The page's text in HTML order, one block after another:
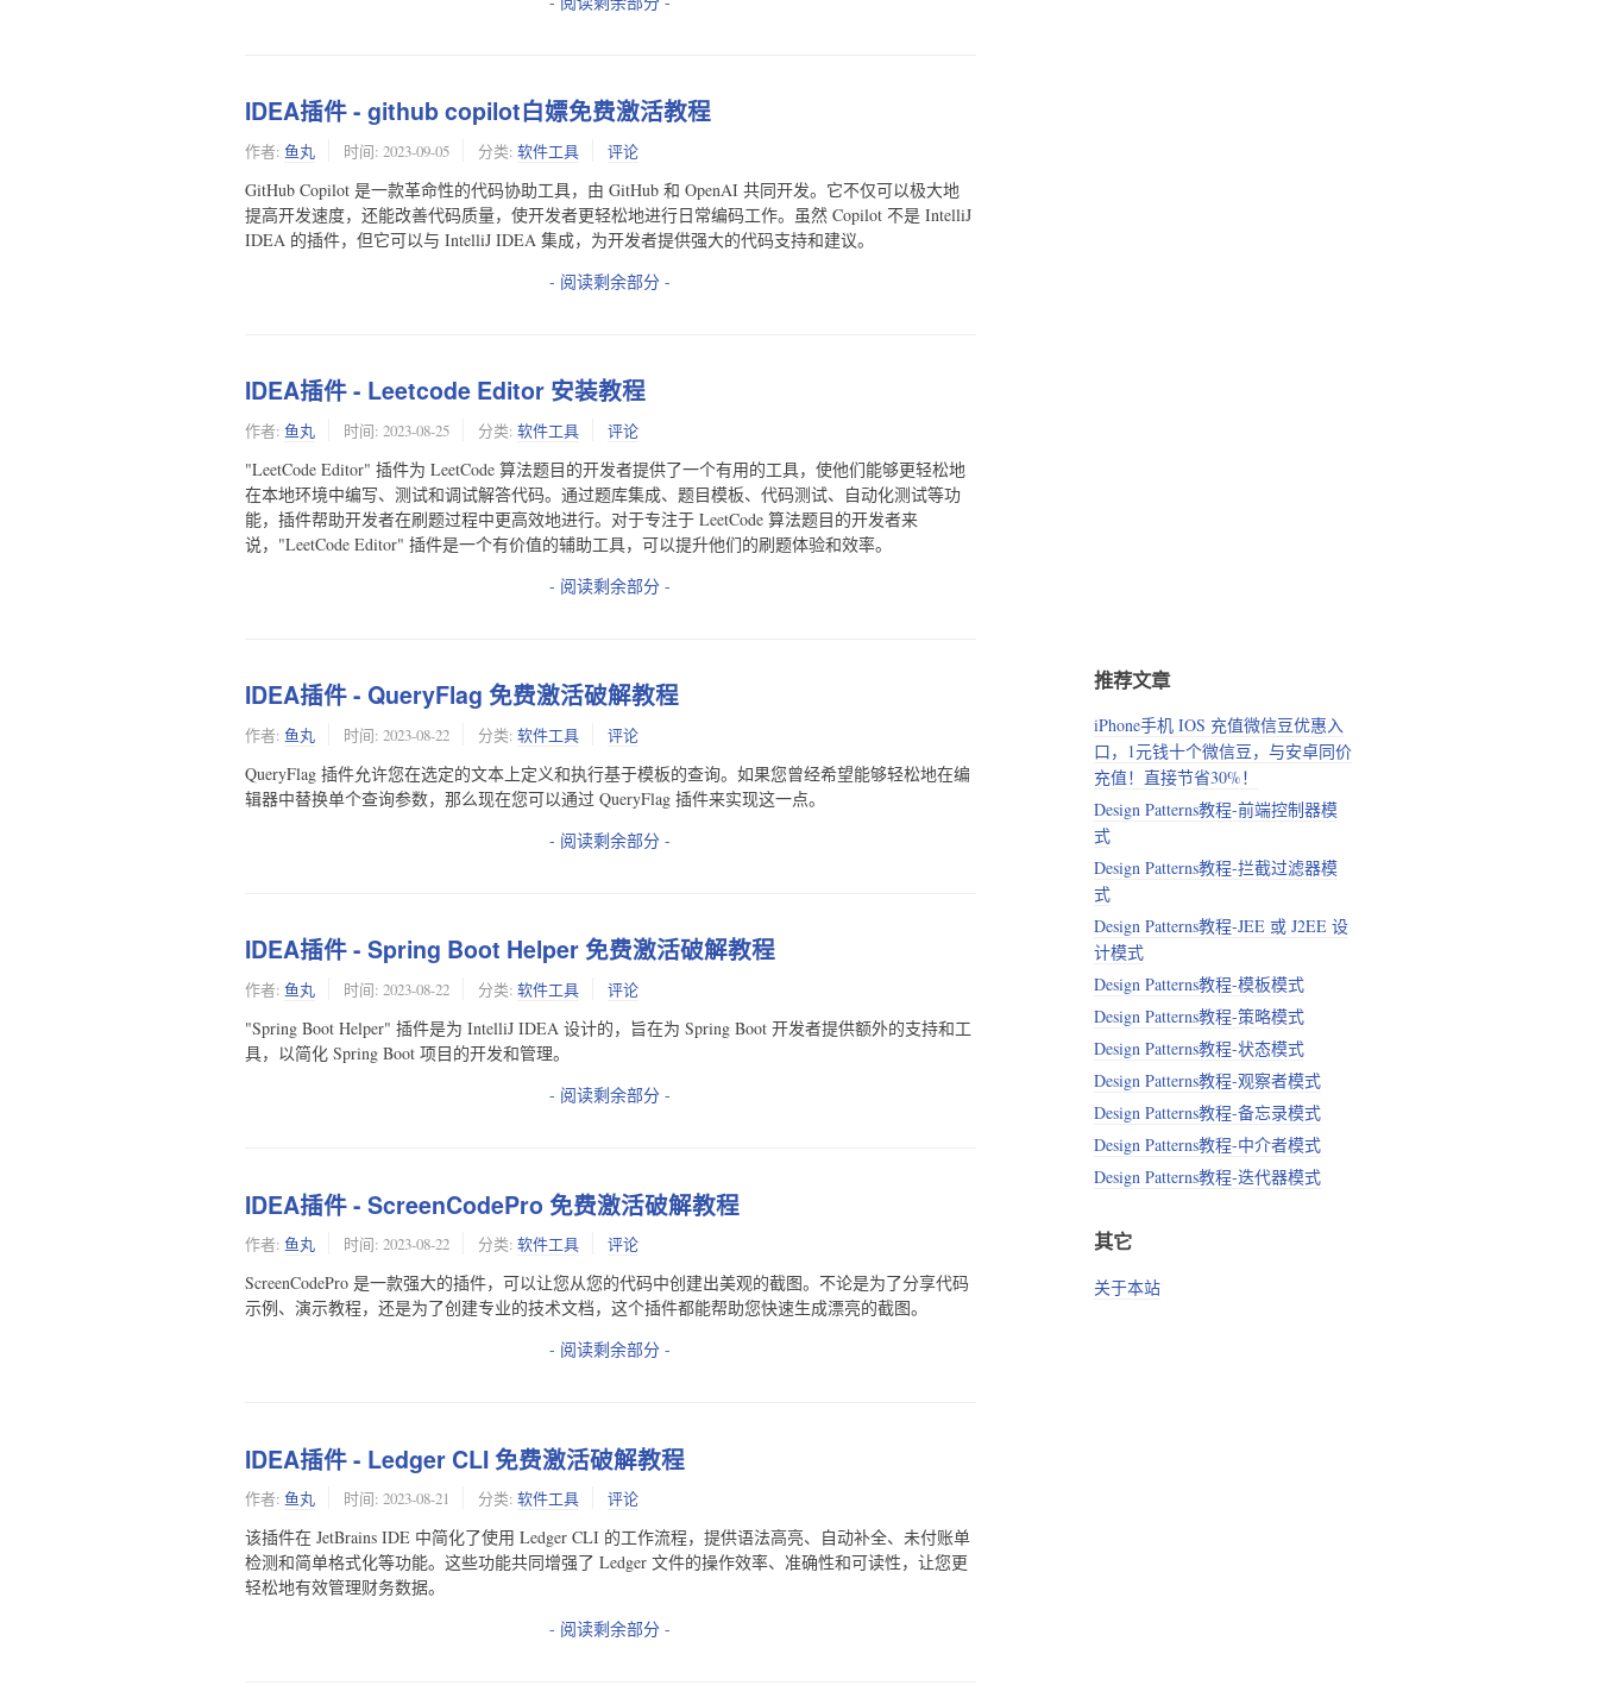
IDEA插件 - github copilot白嫖免费激活教程
作者: 鱼丸 时间: 2023-09-05 分类: 软件工具 评论
GitHub Copilot 是一款革命性的代码协助工具，由 GitHub 和 OpenAI 共同开发。它不仅可以极大地
提高开发速度，还能改善代码质量，使开发者更轻松地进行日常编码工作。虽然 Copilot 不是 IntelliJ
IDEA 的插件，但它可以与 IntelliJ IDEA 集成，为开发者提供强大的代码支持和建议。
- 阅读剩余部分 -
IDEA插件 - Leetcode Editor 安装教程
作者: 鱼丸 时间: 2023-08-25 分类: 软件工具 评论
"LeetCode Editor" 插件为 LeetCode 算法题目的开发者提供了一个有用的工具，使他们能够更轻松地
在本地环境中编写、测试和调试解答代码。通过题库集成、题目模板、代码测试、自动化测试等功
能，插件帮助开发者在刷题过程中更高效地进行。对于专注于 LeetCode 算法题目的开发者来
说，"LeetCode Editor" 插件是一个有价值的辅助工具，可以提升他们的刷题体验和效率。
- 阅读剩余部分 -
IDEA插件 - QueryFlag 免费激活破解教程
作者: 鱼丸 时间: 2023-08-22 分类: 软件工具 评论
QueryFlag 插件允许您在选定的文本上定义和执行基于模板的查询。如果您曾经希望能够轻松地在编
辑器中替换单个查询参数，那么现在您可以通过 QueryFlag 插件来实现这一点。
- 阅读剩余部分 -
IDEA插件 - Spring Boot Helper 免费激活破解教程
作者: 鱼丸 时间: 2023-08-22 分类: 软件工具 评论
"Spring Boot Helper" 插件是为 IntelliJ IDEA 设计的，旨在为 Spring Boot 开发者提供额外的支持和工
具，以简化 Spring Boot 项目的开发和管理。
- 阅读剩余部分 -
IDEA插件 - ScreenCodePro 免费激活破解教程
作者: 鱼丸 时间: 2023-08-22 分类: 软件工具 评论
ScreenCodePro 是一款强大的插件，可以让您从您的代码中创建出美观的截图。不论是为了分享代码
示例、演示教程，还是为了创建专业的技术文档，这个插件都能帮助您快速生成漂亮的截图。
- 阅读剩余部分 -
IDEA插件 - Ledger CLI 免费激活破解教程
作者: 鱼丸 时间: 2023-08-21 分类: 软件工具 评论
该插件在 JetBrains IDE 中简化了使用 Ledger CLI 的工作流程，提供语法高亮、自动补全、未付账单
检测和简单格式化等功能。这些功能共同增强了 Ledger 文件的操作效率、准确性和可读性，让您更
轻松地有效管理财务数据。
- 阅读剩余部分 -
推荐文章
iPhone手机 IOS 充值微信豆优惠入
口，1元钱十个微信豆，与安卓同价
充值！直接节省30%！
Design Patterns教程-前端控制器模
式
Design Patterns教程-拦截过滤器模
式
Design Patterns教程-JEE 或 J2EE 设
计模式
Design Patterns教程-模板模式
Design Patterns教程-策略模式
Design Patterns教程-状态模式
Design Patterns教程-观察者模式
Design Patterns教程-备忘录模式
Design Patterns教程-中介者模式
Design Patterns教程-迭代器模式
其它
关于本站